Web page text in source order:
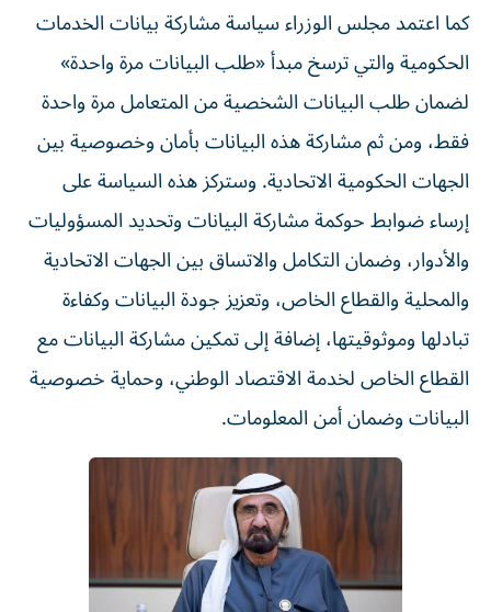
كما اعتمد مجلس الوزراء سياسة مشاركة بيانات الخدمات
الحكومية والتي ترسخ مبدأ «طلب البيانات مرة واحدة»
لضمان طلب البيانات الشخصية من المتعامل مرة واحدة
فقط، ومن ثم مشاركة هذه البيانات بأمان وخصوصية بين
الجهات الحكومية الاتحادية. وستركز هذه السياسة على
إرساء ضوابط حوكمة مشاركة البيانات وتحديد المسؤوليات
والأدوار، وضمان التكامل والاتساق بين الجهات الاتحادية
والمحلية والقطاع الخاص، وتعزيز جودة البيانات وكفاءة
تبادلها وموثوقيتها، إضافة إلى تمكين مشاركة البيانات مع
القطاع الخاص لخدمة الاقتصاد الوطني، وحماية خصوصية
البيانات وضمان أمن المعلومات.